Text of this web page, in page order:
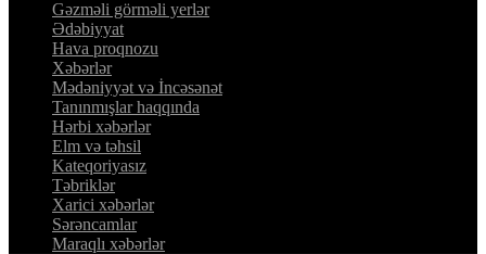
Gəzməli görməli yerlər
Ədəbiyyat
Hava proqnozu
Xəbərlər
Mədəniyyət və İncəsənət
Tanınmışlar haqqında
Hərbi xəbərlər
Elm və təhsil
Kateqoriyasız
Təbriklər
Xarici xəbərlər
Sərəncamlar
Maraqlı xəbərlər